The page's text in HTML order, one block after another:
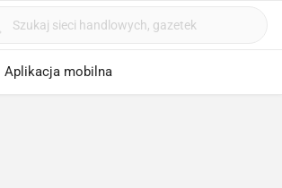
Aplikacja mobilna